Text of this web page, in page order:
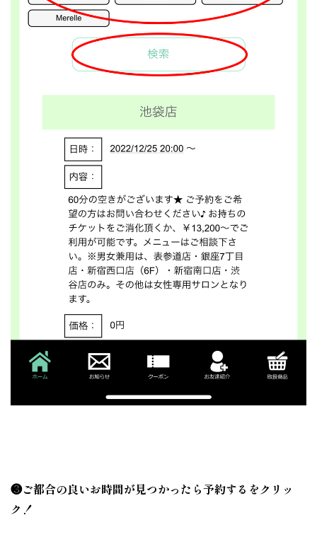
❸ご都合の良いお時間が見つかったら予約するをクリッ
ク！